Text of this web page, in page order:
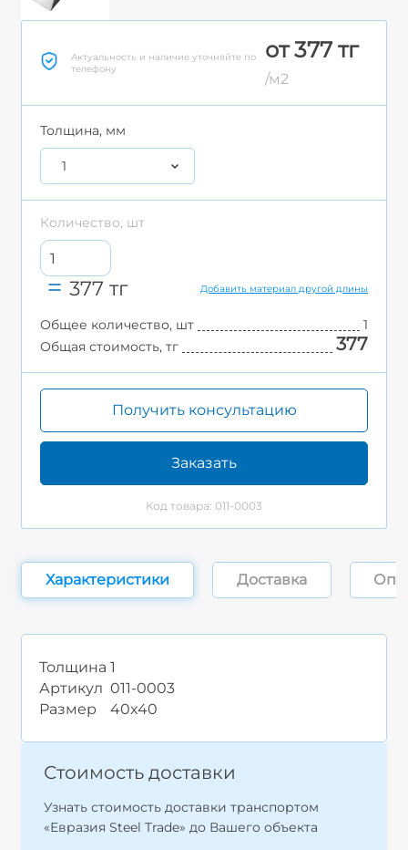
Актуальность и наличие уточняйте по
телефону
от 377 тг
/м2
Толщина, мм
1
Количество, шт
377 тг Добавить материал другой длины
Общее количество, шт
1
Общая стоимость, тг
377
Получить консультацию
Заказать
Код товара: 011-0003
Характеристики Доставка
Толщина 1
Артикул 011-0003
Размер
40x40
Стоимость доставки
Узнать стоимость доставки транспортом
«Евразия Steel Trade» до Вашего объекта